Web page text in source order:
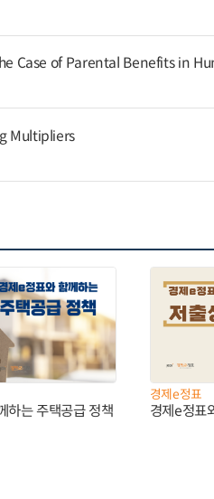
Case of Parental Benefits in
Multipliers
하는 주택공급 정책
경제e정표
경제e정표